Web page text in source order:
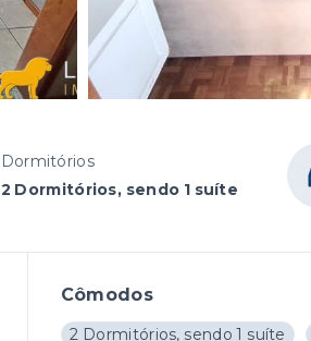
Dormitórios
2 Dormitórios, sendo 1 suíte
Cômodos
2 Dormitórios, sendo 1 suíte